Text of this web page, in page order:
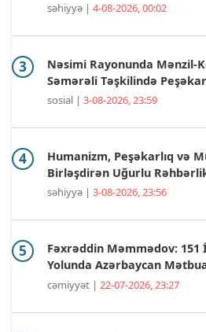
səhiyyə | 4-08-2026, 00:02
Nəsimi Rayonunda Mənzil-
Səmərəli Təşkilində
sosial | 3-08-2026, 23:59
Humanizm, Peşəkarlıq və
Birləşdirən Uğurlu
səhiyyə | 3-08-2026, 23:56
Fəxrəddin Məmmədov: 151
Yolunda Azərbaycan
cəmiyyət | 22-07-2026, 23:27